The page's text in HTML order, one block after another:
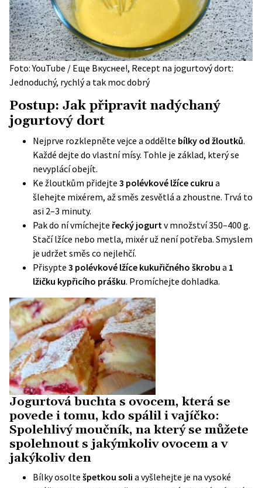
Foto: YouTube / Еще Вкуснее!, Recept na jogurtový dort:
Jednoduchý, rychlý a tak moc dobrý
Postup: Jak připravit nadýchaný
jogurtový dort
Nejprve rozklepněte vejce a oddělte bílky od žloutků.
Každé dejte do vlastní mísy. Tohle je základ, který se
nevyplácí obejít.
Ke žloutkům přidejte 3 polévkové lžíce cukru a
šlehejte mixérem, až směs zesvětlá a zhoustne. Trvá to
asi 2–3 minuty.
Pak do ní vmíchejte řecký jogurt v množství 350–400 g.
Stačí lžíce nebo metla, mixér už není potřeba. Smyslem
je udržet směs co nejlehčí.
Přisypte 3 polévkové lžíce kukuřičného škrobu a 1
lžičku kypřicího prášku. Promíchejte dohladka.
Jogurtová buchta s ovocem, která se
povede i tomu, kdo spálil i vajíčko:
Spolehlivý moučník, na který se můžete
spolehnout s jakýmkoliv ovocem a v
jakýkoliv den
Bílky osolte špetkou soli a vyšlehejte je na vysoké